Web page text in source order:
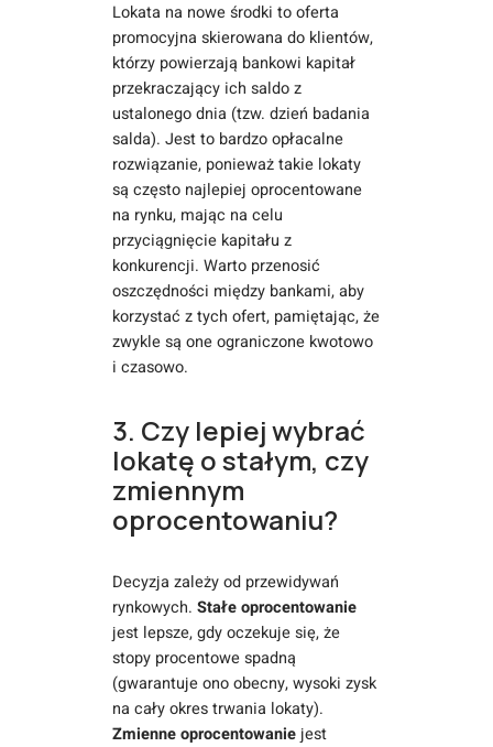
Lokata na nowe środki to oferta
promocyjna skierowana do klientów,
którzy powierzają bankowi kapitał
przekraczający ich saldo z
ustalonego dnia (tzw. dzień badania
salda). Jest to bardzo opłacalne
rozwiązanie, ponieważ takie lokaty
są często najlepiej oprocentowane
na rynku, mając na celu
przyciągnięcie kapitału z
konkurencji. Warto przenosić
oszczędności między bankami, aby
korzystać z tych ofert, pamiętając, że
zwykle są one ograniczone kwotowo
i czasowo.
3. Czy lepiej wybrać
lokatę o stałym, czy
zmiennym
oprocentowaniu?
Decyzja zależy od przewidywań
rynkowych.Stałe oprocentowanie
jest lepsze, gdy oczekuje się, że
stopy procentowe spadną
(gwarantuje ono obecny, wysoki zysk
na cały okres trwania lokaty).
Zmienne oprocentowanie jest